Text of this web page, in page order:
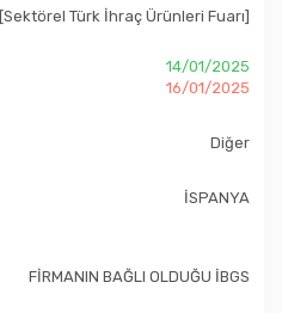
[Sektörel Türk İhraç Ürünleri Fuarı]
14/01/2025
16/01/2025
Diğer
İSPANYA
FİRMANIN BAĞLI OLDUĞU İBGS